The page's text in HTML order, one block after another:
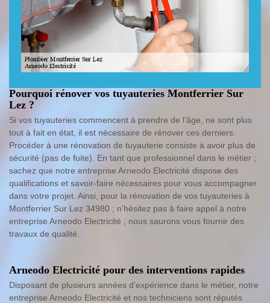
Pourquoi rénover vos tuyauteries Montferrier Sur
Lez ?
Si vos tuyauteries commencent à prendre de l’âge, ne sont plus
tout à fait en état, il est nécessaire de rénover ces derniers.
Procéder à une rénovation de tuyauterie consiste à avoir plus de
sécurité (pas de fuite). En tant que professionnel dans le métier ;
sachez que notre entreprise Arneodo Electricité dispose des
qualifications et savoir-faire nécessaires pour vous accompagner
dans votre projet. Ainsi, pour la rénovation de vos tuyauteries à
Montferrier Sur Lez 34980 ; n’hésitez pas à faire appel à notre
entreprise Arneodo Electricité ; nous saurons vous fournir des
travaux de qualité.
Arneodo Electricité pour des interventions rapides
Disposant de plusieurs années d'expérience dans le métier, notre
entreprise Arneodo Electricité et nos techniciens sont réputés